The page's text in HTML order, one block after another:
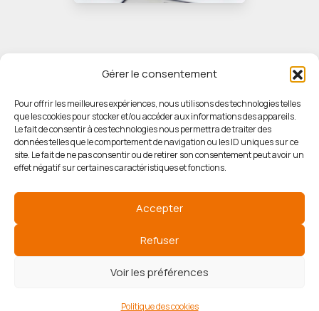
Gérer le consentement
Pour offrir les meilleures expériences, nous utilisons des technologies telles
que les cookies pour stocker et/ou accéder aux informations des appareils.
Le fait de consentir à ces technologies nous permettra de traiter des
données telles que le comportement de navigation ou les ID uniques sur ce
site. Le fait de ne pas consentir ou de retirer son consentement peut avoir un
effet négatif sur certaines caractéristiques et fonctions.
Accepter
Refuser
Voir les préférences
Politique des cookies
© HORIZON IMMOBILIER
Mentions légales
Politique des cookies